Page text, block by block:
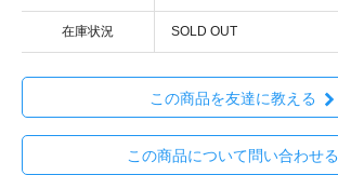
在庫状況 SOLD OUT
この商品を友達に教える
この商品について問い合わせる